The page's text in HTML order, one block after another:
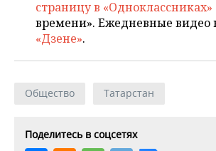
страницу в «Одноклассниках»
времени». Ежедневные видео
«Дзене».
Общество Татарстан
Поделитесь в соцсетях